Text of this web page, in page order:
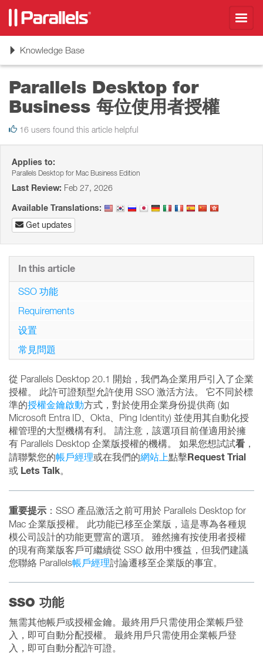
ToggleKnowledge Base
Parallels Desktop for
Business 每位使用者授權
16 users found this article helpful
Applies to:
Parallels Desktop for Mac Business Edition
Last Review: Feb 27, 2026
Available Translations:
Get updates
從 Parallels Desktop 20.1 開始，我們為企業用戶引入了企業
授權。 此許可證類型允許使用 SSO 激活方法。 它不同於標
準的授權金鑰啟動方式，對於使用企業身份提供商 (如
Microsoft Entra ID、Okta、Ping Identity) 並使用其自動化授
權管理的大型機構有利。 請注意，該選項目前僅適用於擁
有 Parallels Desktop 企業版授權的機構。 如果您想試試看 ，
請聯繫您的帳戶經理或在我們的網站上點擊Request Trial
或 Lets Talk。
重要提示 ：SSO 產品激活之前可用於 Parallels Desktop for
Mac 企業版授權。 此功能已移至企業版，這是專為各種規
模公司設計的功能更豐富的選項。 雖然擁有按使用者授權
的現有商業版客戶可繼續從 SSO 啟用中獲益，但我們建議
您聯絡 Parallels帳戶經理討論遷移至企業版的事宜。
SSO 功能
無需其他帳戶或授權金鑰。最終用戶只需使用企業帳戶登
入，即可自動分配授權。 最終用戶只需使用企業帳戶登
入，即可自動分配許可證。
In this article
SSO 功能
Requirements
设置
常見問題